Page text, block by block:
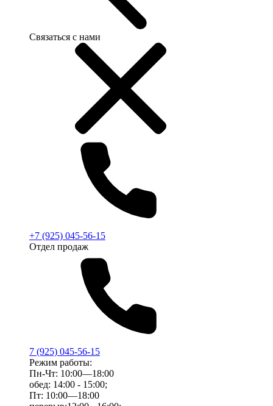
Связаться с нами
+7 (925) 045-56-15
Отдел продаж
7 (925) 045-56-15
Режим работы:
Пн-Чт: 10:00—18:00
обед: 14:00 - 15:00;
Пт: 10:00—18:00